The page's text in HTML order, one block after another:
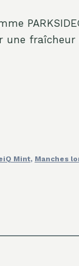
une
Mint, Manches